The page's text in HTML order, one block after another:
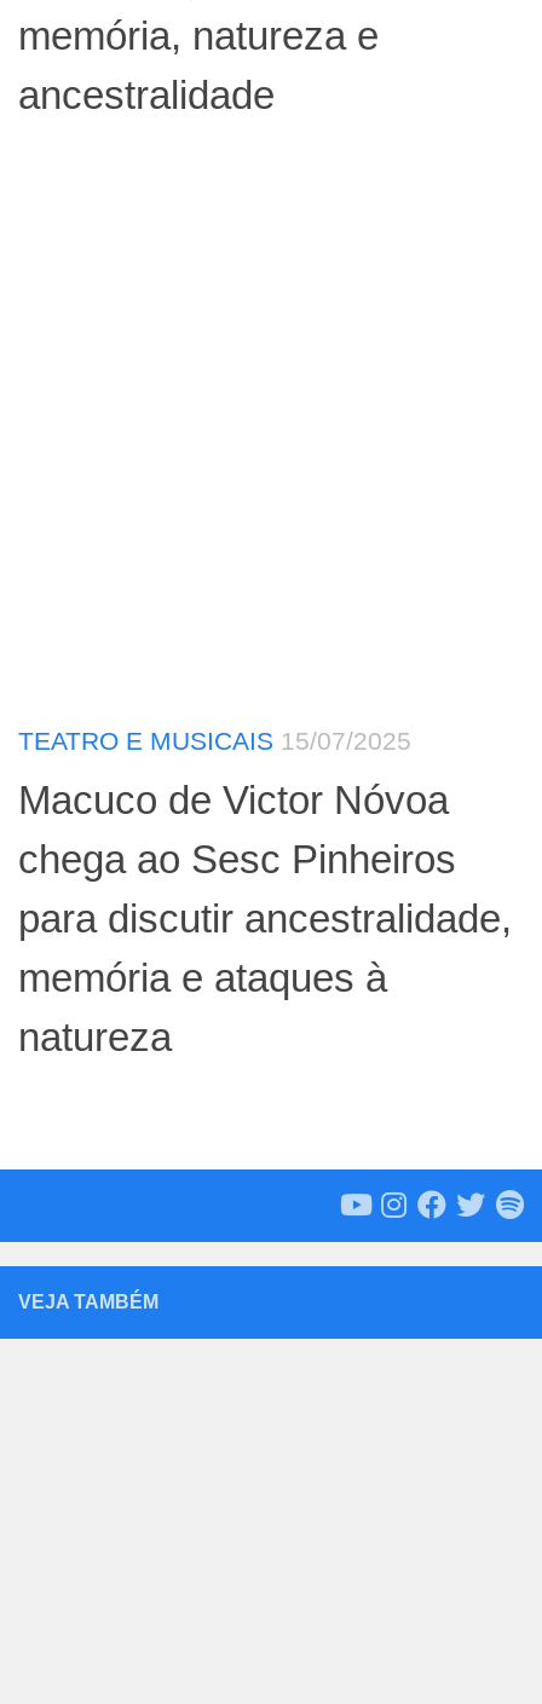
memória, natureza e
ancestralidade
TEATRO E MUSICAIS 15/07/2025
Macuco de Victor Nóvoa
chega ao Sesc Pinheiros
para discutir ancestralidade,
memória e ataques à
natureza
VEJA TAMBÉM